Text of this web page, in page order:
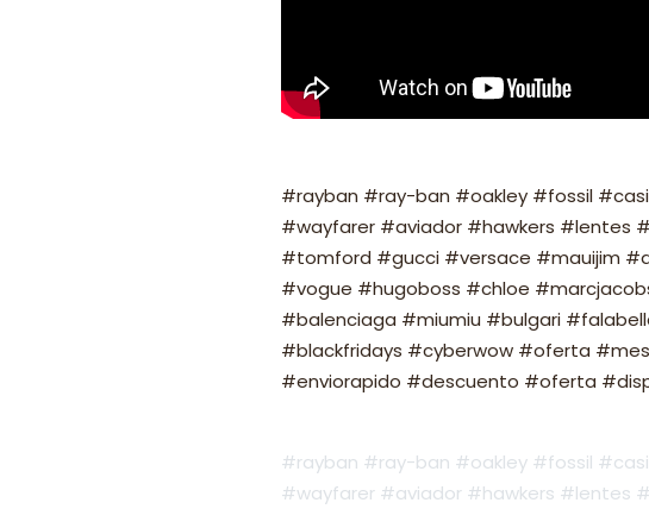
#rayban #ray-ban #oakley #fossil
#wayfarer #aviador #hawkers #lentes
#tomford #gucci #versace #mauijim
#vogue #hugoboss #chloe
#balenciaga #miumiu #bulgari
#blackfridays #cyberwow #oferta
#enviorapido #descuento #oferta
#rayban #ray-ban #oakley #fossil
#wayfarer #aviador #hawkers #lentes